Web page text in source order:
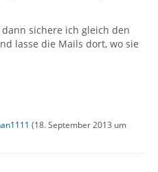
sichere ich gleich den
lasse die Mails dort, wo sie
(18. September 2013 um